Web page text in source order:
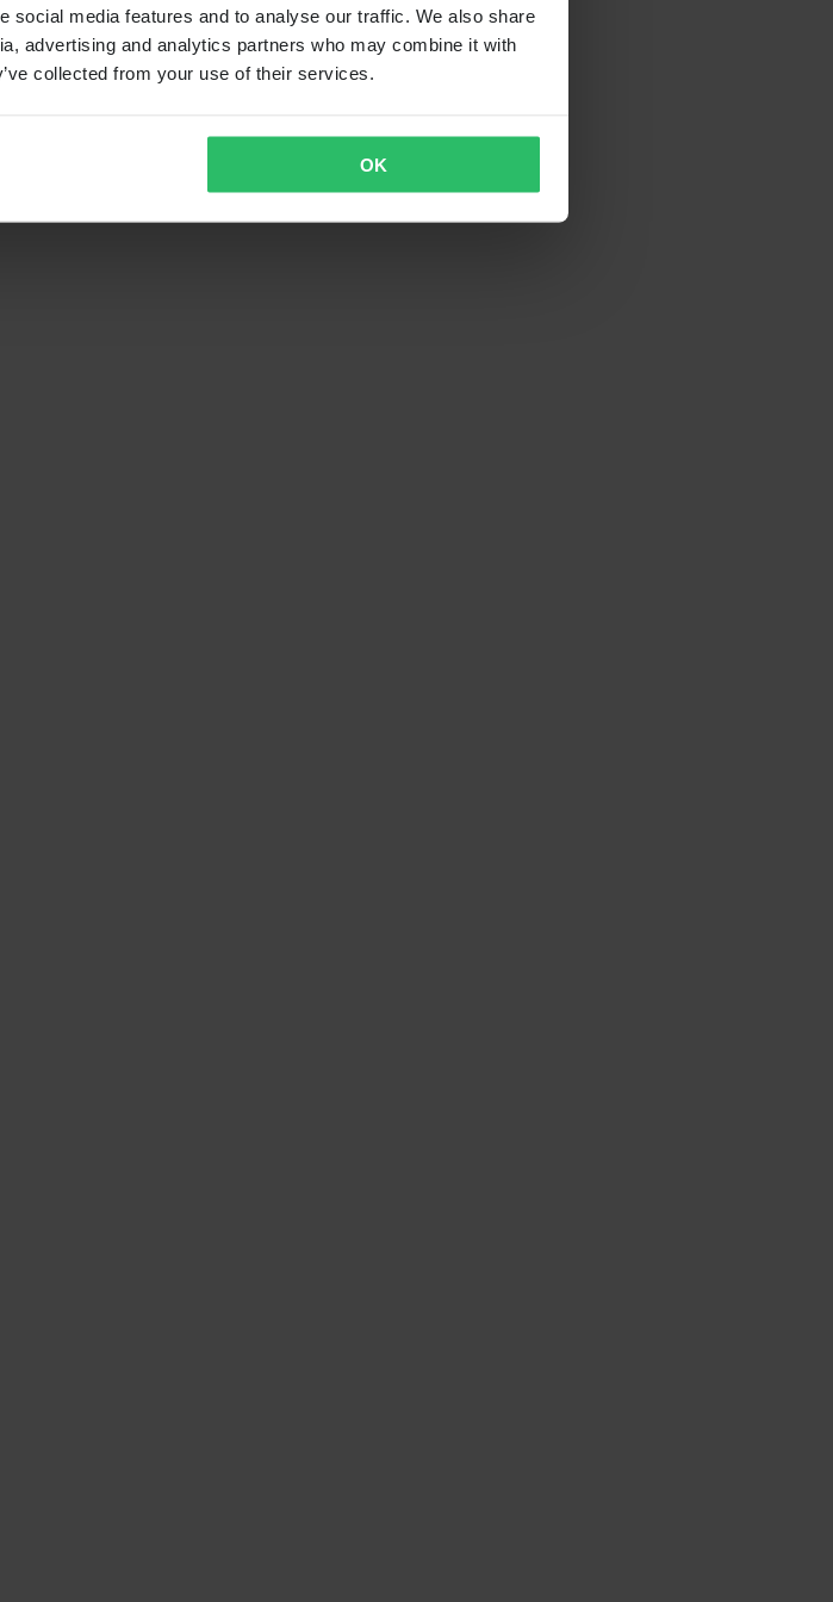
social media features and to analyse our traffic. We also share
advertising and analytics partners who may combine it with
collected from your use of their services.
OK